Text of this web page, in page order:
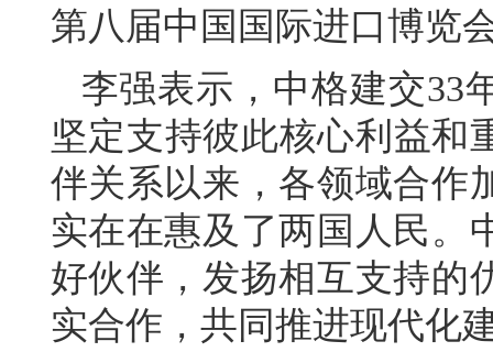
第八届中国国际进口博览
李强表示，中格建交33
坚定支持彼此核心利益和
伴关系以来，各领域合作
实在在惠及了两国人民。
好伙伴，发扬相互支持的
实合作，共同推进现代化